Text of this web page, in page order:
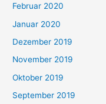
Februar 2020
Januar 2020
Dezember 2019
November 2019
Oktober 2019
September 2019